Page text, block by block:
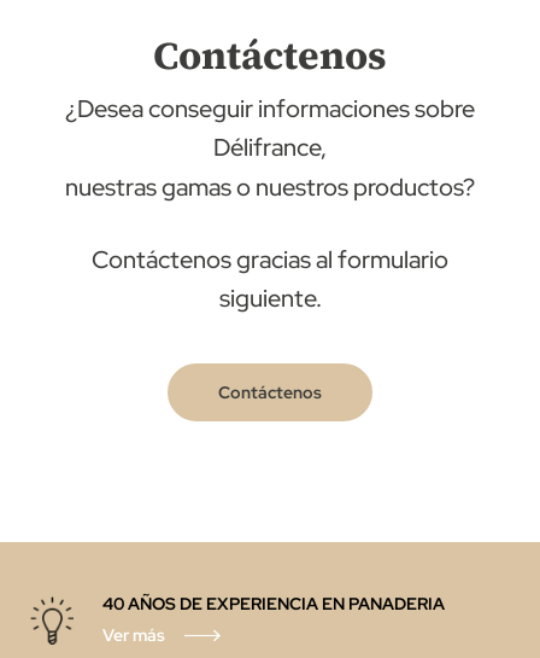
Contáctenos
¿Desea conseguir informaciones sobre
Délifrance,
nuestras gamas o nuestros productos?
Contáctenos gracias al formulario
siguiente.
Contáctenos
40 AÑOS DE EXPERIENCIA EN PANADERIA
Ver más